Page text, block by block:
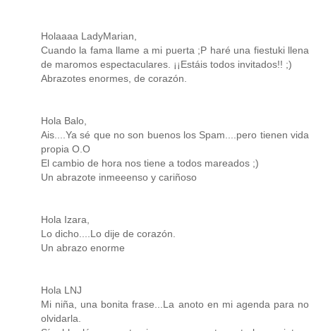
Holaaaa LadyMarian,
Cuando la fama llame a mi puerta ;P haré una fiestuki llena
de maromos espectaculares. ¡¡Estáis todos invitados!! ;)
Abrazotes enormes, de corazón.
Hola Balo,
Ais....Ya sé que no son buenos los Spam....pero tienen vida
propia O.O
El cambio de hora nos tiene a todos mareados ;)
Un abrazote inmeeenso y cariñoso
Hola Izara,
Lo dicho....Lo dije de corazón.
Un abrazo enorme
Hola LNJ
Mi niña, una bonita frase...La anoto en mi agenda para no
olvidarla.